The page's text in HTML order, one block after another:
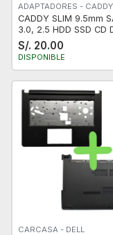
ADAPTADORES - CADDY
CADDY SLIM 9.5mm
3.0, 2.5 HDD SSD CD
ROM Laptop
S/. 20.00
DISPONIBLE
CARCASA - DELL